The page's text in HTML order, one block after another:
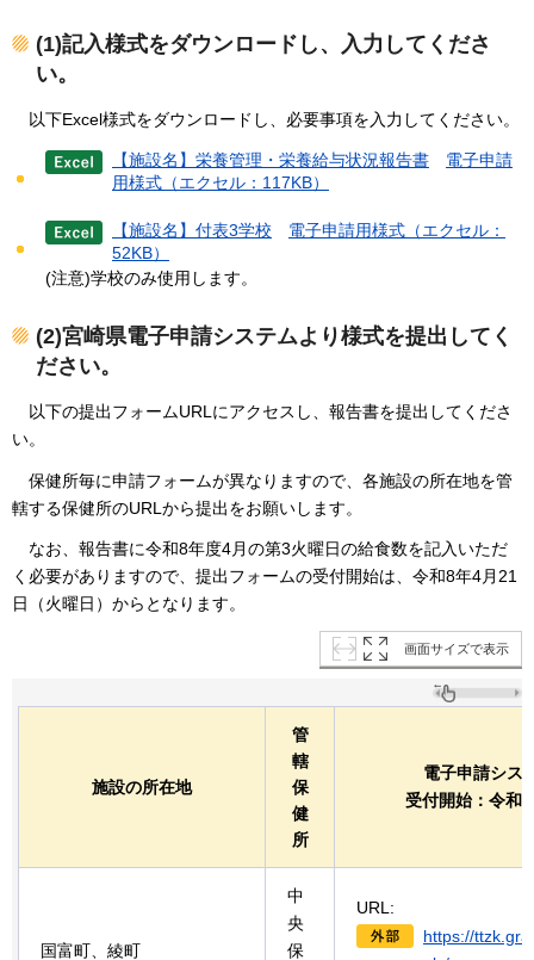
(1)記入様式をダウンロードし、入力してくださ
い。
以下Excel様式をダウンロードし、必要事項を入力してください。
【施設名】栄養管理・栄養給与状況報告書
電子申請
用様式（エクセル：117KB）
【施設名】付表3学校
電子申請用様式（エクセル：
52KB）
(注意)学校のみ使用します。
(2)宮崎県電子申請システムより様式を提出してく
ださい。
以下の提出フォームURLにアクセスし、報告書を提出してくださ
い。
保健所毎に申請フォームが異なりますので、各施設の所在地を管
轄する保健所のURLから提出をお願いします。
なお、報告書に令和8年度4月の第3火曜日の給食数を記入いただ
く必要がありますので、提出フォームの受付開始は、令和8年4月21
日（火曜日）からとなります。
画面サイズで表示
施設の所在地
管
轄
保
健
所
電子申請シス
受付開始：令和
国富町、綾町
中
央
保
URL:
https://